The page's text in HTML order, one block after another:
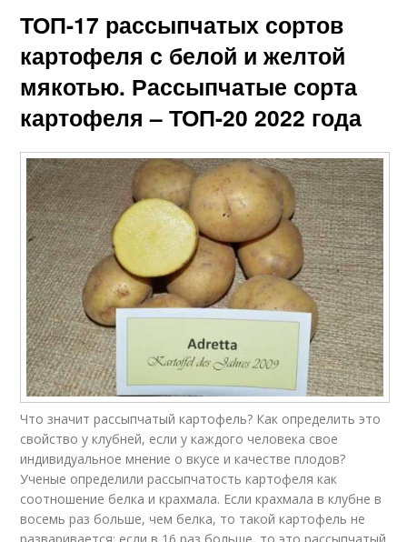
ТОП-17 рассыпчатых сортов
картофеля с белой и желтой
мякотью. Рассыпчатые сорта
картофеля – ТОП-20 2022 года
Что значит рассыпчатый картофель? Как определить это
свойство у клубней, если у каждого человека свое
индивидуальное мнение о вкусе и качестве плодов?
Ученые определили рассыпчатость картофеля как
соотношение белка и крахмала. Если крахмала в клубне в
восемь раз больше, чем белка, то такой картофель не